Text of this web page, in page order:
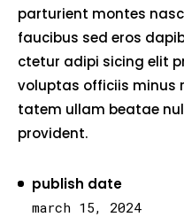
parturient montes
faucibus sed eros
ctetur adipi sicing elit
voluptas officiis minus
tatem ullam beatae
provident.
publish date
march 15, 2024